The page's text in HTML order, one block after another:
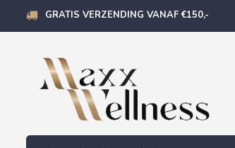
GRATIS VERZENDING VANAF €150,-